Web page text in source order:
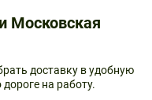
Московская
доставку в удобную
на работу.